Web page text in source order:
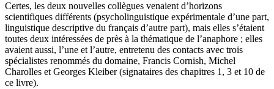
Certes, les deux nouvelles collègues venaient d’horizons
scientifiques différents (psycholinguistique expérimentale d’une part,
linguistique descriptive du français d’autre part), mais elles s’étaient
toutes deux intéressées de près à la thématique de l’anaphore ; elles
avaient aussi, l’une et l’autre, entretenu des contacts avec trois
spécialistes renommés du domaine, Francis Cornish, Michel
Charolles et Georges Kleiber (signataires des chapitres 1, 3 et 10 de
ce livre).